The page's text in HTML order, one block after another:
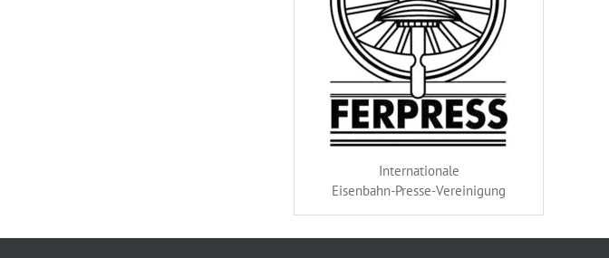
Internationale
Eisenbahn-Presse-Vereinigung